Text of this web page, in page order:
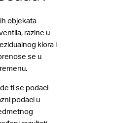
objekata
razine u
klora i
se u
ti se podaci
podaci u